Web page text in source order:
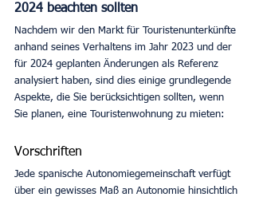
2024 beachten sollten
Nachdem wir den Markt für Touristenunterkünfte
anhand seines Verhaltens im Jahr 2023 und der
für 2024 geplanten Änderungen als Referenz
analysiert haben, sind dies einige grundlegende
Aspekte, die Sie berücksichtigen sollten, wenn
Sie planen, eine Touristenwohnung zu mieten:
Vorschriften
Jede spanische Autonomiegemeinschaft verfügt
über ein gewisses Maß an Autonomie hinsichtlich